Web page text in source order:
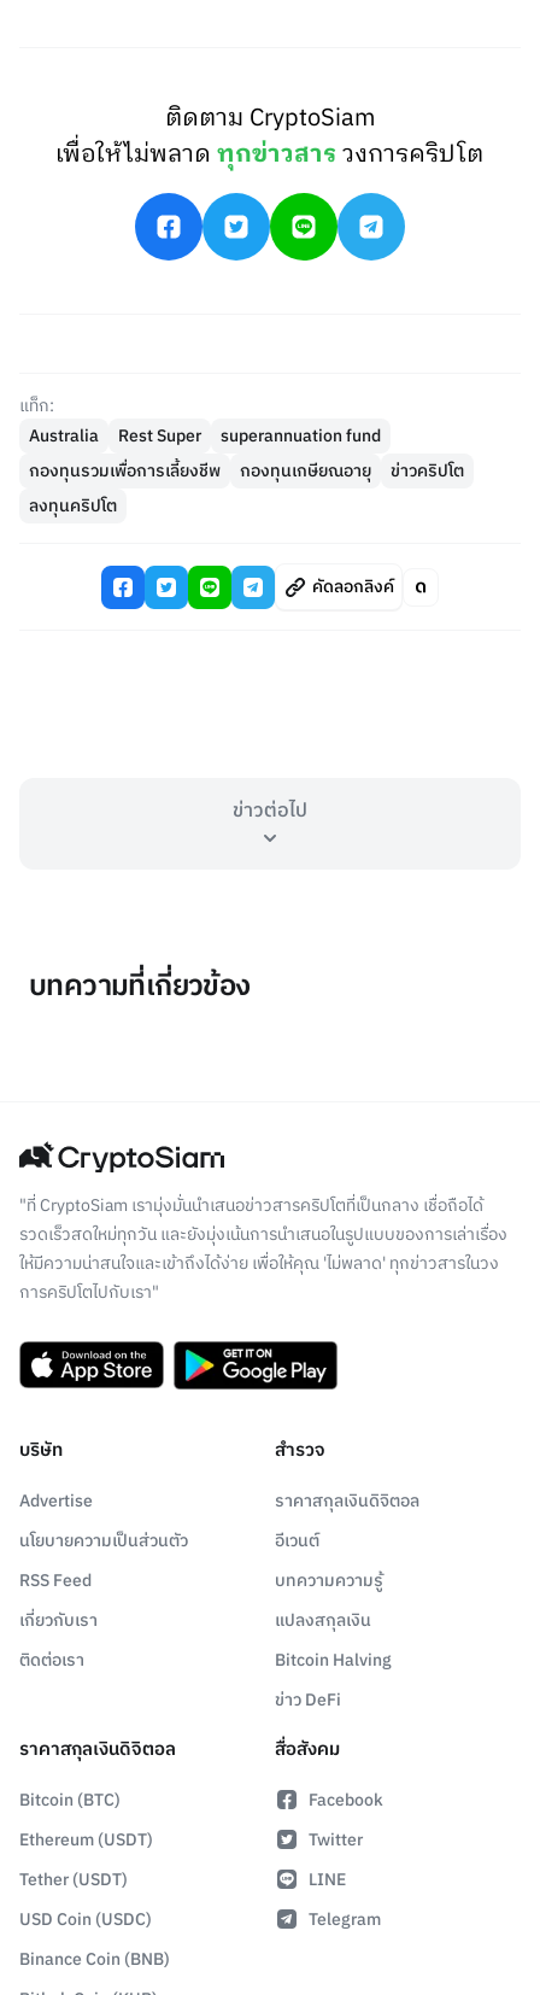
ติดตาม CryptoSiam
เพื่อให้ไม่พลาดทุกข่าวสารวงการคริปโต
แท็ก:
Australia
Rest Super
superannuation fund
กองทุนรวมเพื่อการเลี้ยงชีพ
กองทุนเกษียณอายุ
ข่าวคริปโต
ลงทุนคริปโต
คัดลอกลิงค์
ข่าวต่อไป
บทความที่เกี่ยวข้อง
"ที่ CryptoSiam เรามุ่งมั่นนำเสนอข่าวสารคริปโตที่เป็นกลาง เชื่อถือได้
รวดเร็วสดใหม่ทุกวัน และยังมุ่งเน้นการนำเสนอในรูปแบบของการเล่าเรื่อง
ให้มีความน่าสนใจและเข้าถึงได้ง่าย เพื่อให้คุณ 'ไม่พลาด' ทุกข่าวสารในวง
การคริปโตไปกับเรา"
บริษัท
Advertise
นโยบายความเป็นส่วนตัว
RSS Feed
เกี่ยวกับเรา
ติดต่อเรา
สำรวจ
ราคาสกุลเงินดิจิตอล
อีเวนต์
บทความความรู้
แปลงสกุลเงิน
Bitcoin Halving
ข่าว DeFi
ราคาสกุลเงินดิจิตอล
Bitcoin (BTC)
Ethereum (USDT)
Tether (USDT)
USD Coin (USDC)
Binance Coin (BNB)
สื่อสังคม
Facebook
Twitter
LINE
Telegram